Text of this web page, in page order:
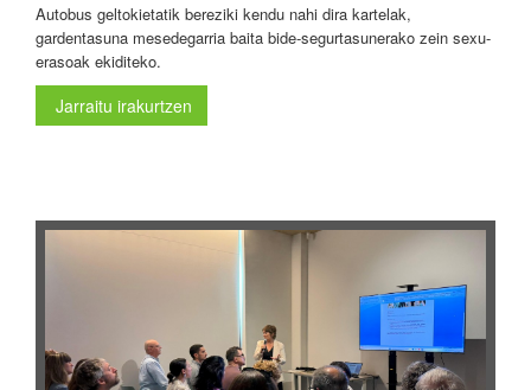
Autobus geltokietatik bereziki kendu nahi dira kartelak,
gardentasuna mesedegarria baita bide-segurtasunerako zein sexu-
erasoak ekiditeko.
Jarraitu irakurtzen